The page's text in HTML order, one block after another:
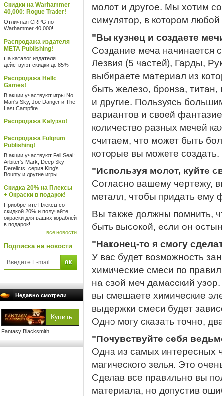
Скидки на Warhammer
40,000: Rogue Trader!
Отличная CRPG по
Warhammer 40,000!
Распродажа издателя
META Publishing!
На каталог издателя
действуют скидки до 85%
Распродажа Hello
Games!
В акции участвуют игры No
Man's Sky, Joe Danger и The
Last Campfire
Распродажа Kalypso!
Распродажа Fulqrum
Publishing!
В акции участвуют Fell Seal:
Arbiter's Mark, Deep Sky
Derelicts, серия King's
Bounty и другие игры
Скидка 20% на Плексы
+ Окраски в подарок!
Приобретите Плексы со
скидкой 20% и получайте
окраски для ваших кораблей
в подарок!
все новости
Подписка на новости
Недавно смотрели
Fantasy Blacksmith
молот и другое. Мы хотим
симулятор, в котором
"Вы кузнец и создаете
Создание меча начинается
Лезвия (5 частей), Гарды,
выбираете материал из
быть железо, бронза,
и другие. Пользуясь
вариантов и своей
количество разных мечей
считаем, что может быть
которые вы можете создать.
"Используя молот, куйте
Согласно вашему чертежу,
металл, чтобы придать ему
Вы также должны помнить,
быть высокой, если он
"Наконец-то я смогу
У вас будет возможность
химические смеси по
на свой меч дамасский
вы смешаете химические
выдержки смеси будет
Одно могу сказать точно,
"Почувствуйте себя
Одна из самых интересных
магического зелья. Это
Сделав все правильно вы
материала, но допустив